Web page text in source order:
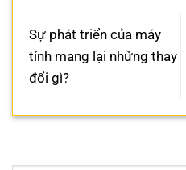
Sự phát triển của máy
tính mang lại những thay
đổi gì?